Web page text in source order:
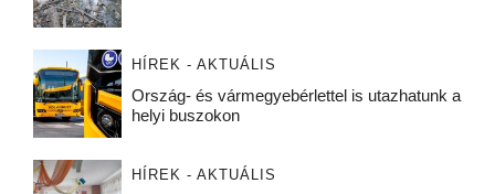
HÍREK - AKTUÁLIS
Ország- és vármegyebérlettel is utazhatunk a
helyi buszokon
HÍREK - AKTUÁLIS